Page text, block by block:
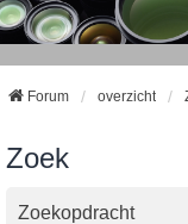
Forum overzicht
Zoek
Zoekopdracht